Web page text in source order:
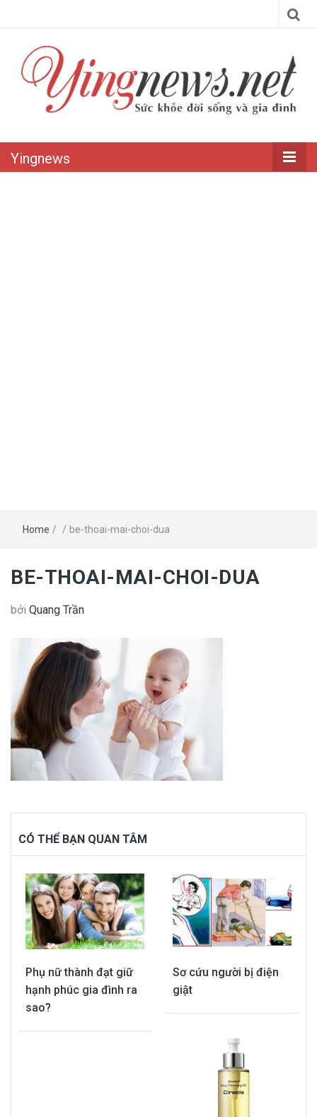
Yingnews
Home / / be-thoai-mai-choi-dua
BE-THOAI-MAI-CHOI-DUA
bởi Quang Trần
CÓ THỂ BẠN QUAN TÂM
Phụ nữ thành đạt giữ
hạnh phúc gia đình ra
sao?
Sơ cứu người bị điện
giật